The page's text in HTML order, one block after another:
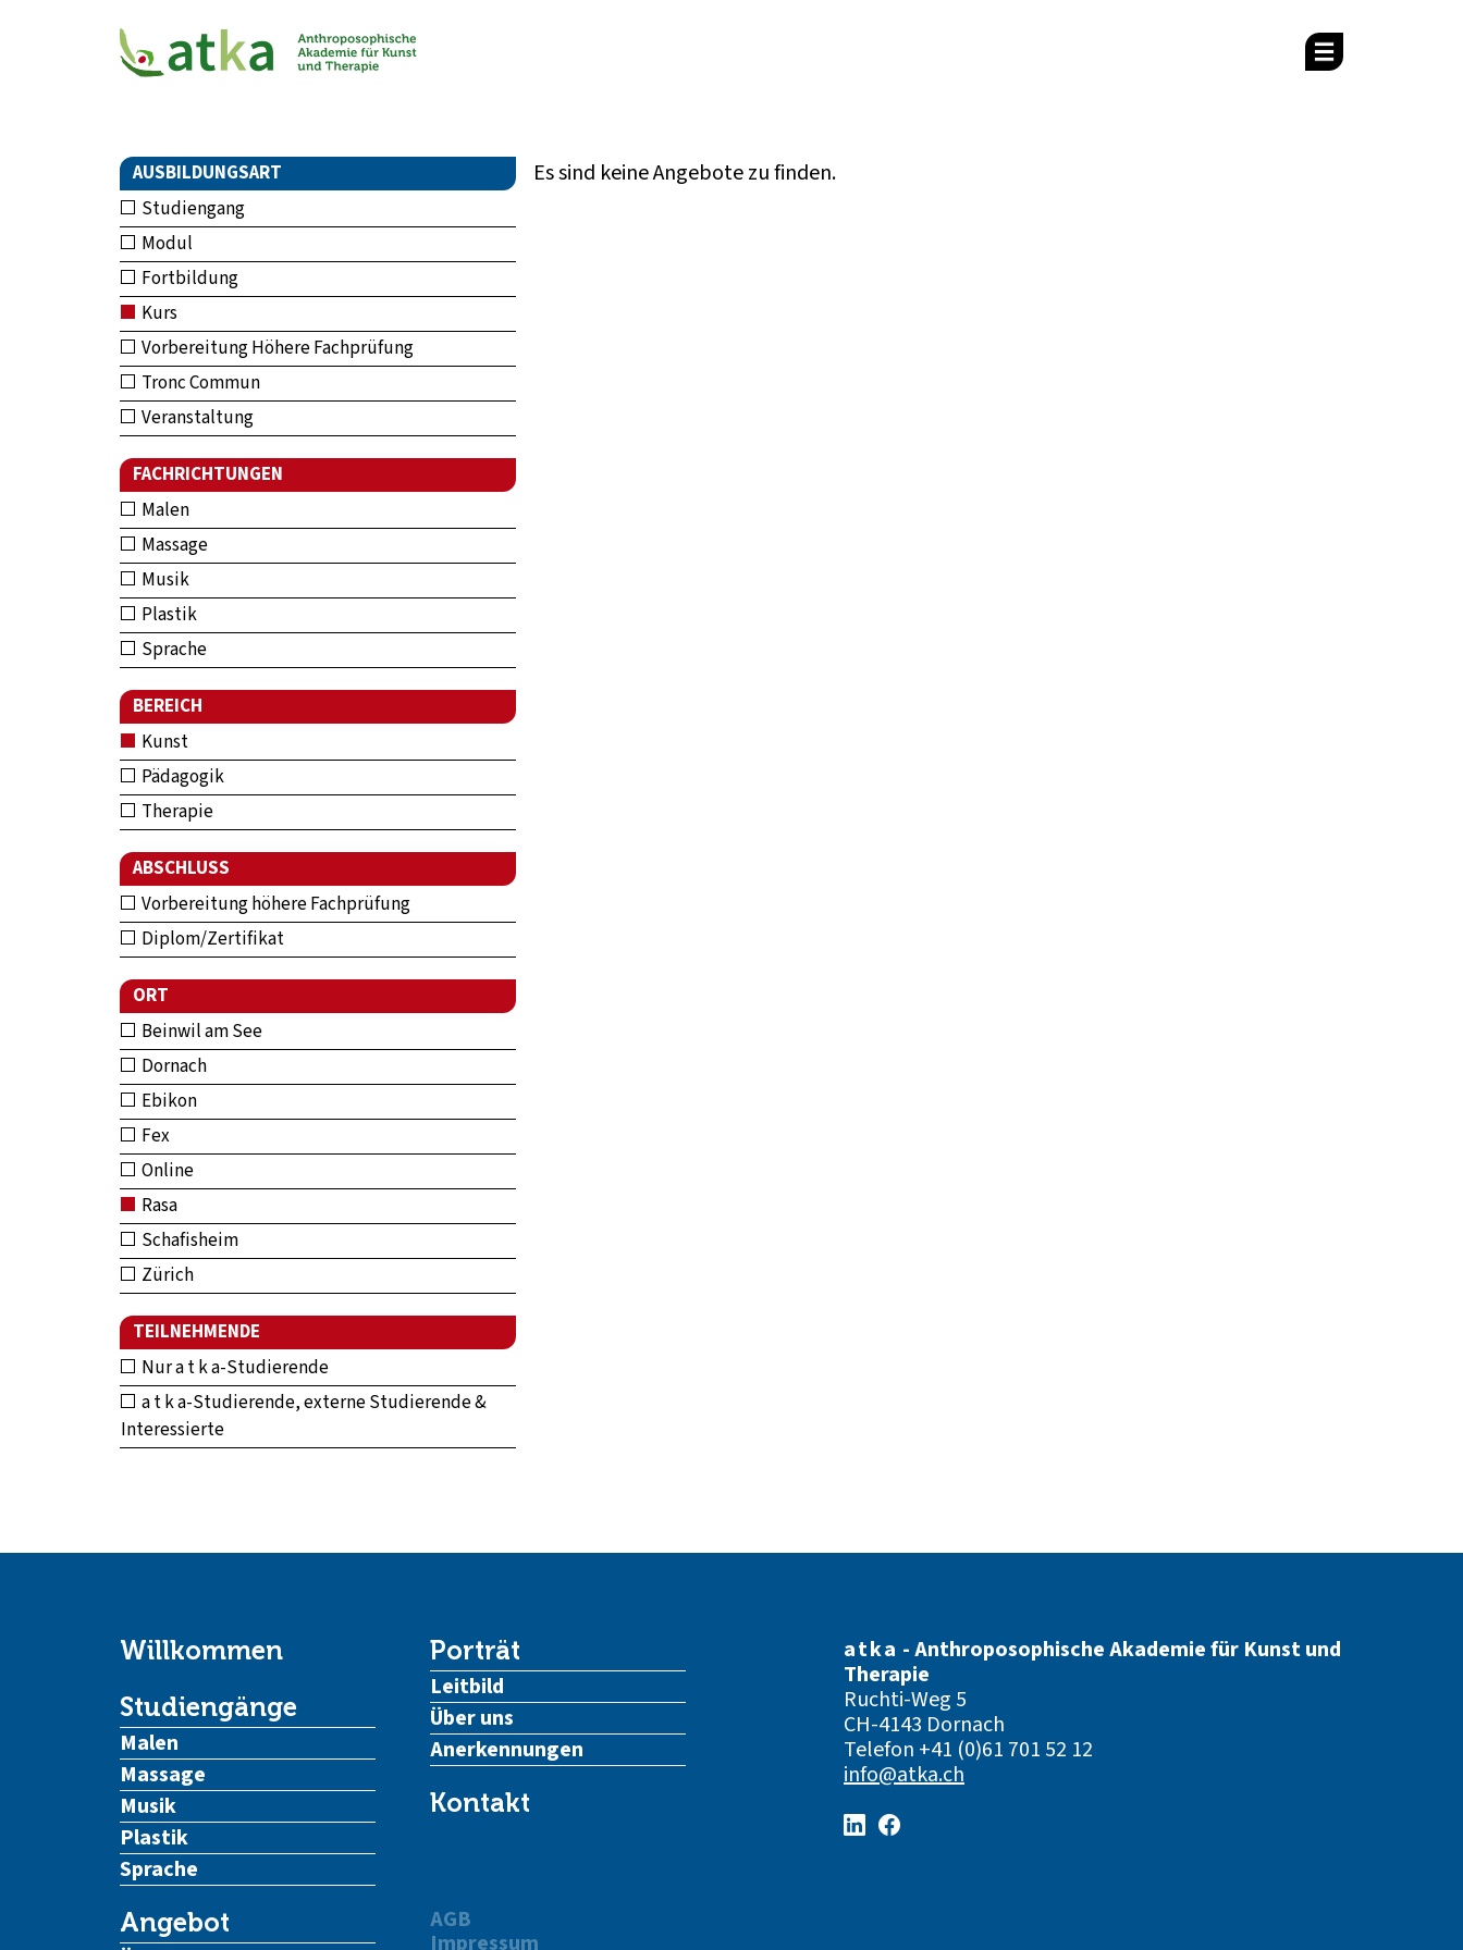
AUSBILDUNGSART
Studiengang
Modul
Fortbildung
Kurs
Vorbereitung Höhere Fachprüfung
Tronc Commun
Veranstaltung
FACHRICHTUNGEN
Malen
Massage
Musik
Plastik
Sprache
BEREICH
Kunst
Pädagogik
Therapie
ABSCHLUSS
Vorbereitung höhere Fachprüfung
Diplom/Zertifikat
ORT
Beinwil am See
Dornach
Ebikon
Fex
Online
Rasa
Schafisheim
Zürich
TEILNEHMENDE
Nur a t k a-Studierende
a t k a-Studierende, externe Studierende &
Interessierte
Es sind keine Angebote zu finden.
Willkommen
Studiengänge
Malen
Massage
Musik
Plastik
Sprache
Angebot
Porträt
Leitbild
Über uns
Anerkennungen
Kontakt
AGB
Impressum
atka - Anthroposophische Akademie für Kunst und
Therapie
Ruchti-Weg 5
CH-4143 Dornach
Telefon +41 (0)61 701 52 12
info@atka.ch